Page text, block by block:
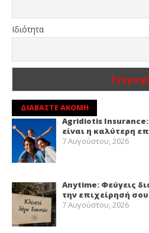
Ιδιότητα
ΔΙΑΒΑΣΤΕ ΑΚΟΜΗ
Agridiotis
είναι η καλύτερη
7 Αυγούστου, 2026
Anytime: Φεύγεις
την επιχείρησή
7 Αυγούστου, 2026